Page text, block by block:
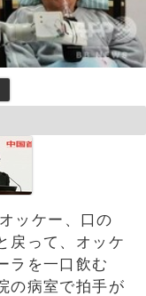
ッケー、口の
戻って、オッケ
ラを一口飲む
の病室で拍手が